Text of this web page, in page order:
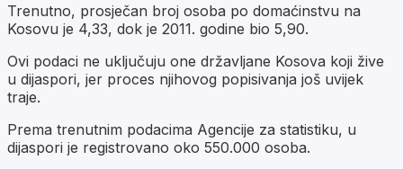
Trenutno, prosječan broj osoba po domaćinstvu na
Kosovu je 4,33, dok je 2011. godine bio 5,90.
Ovi podaci ne uključuju one državljane Kosova koji žive
u dijaspori, jer proces njihovog popisivanja još uvijek
traje.
Prema trenutnim podacima Agencije za statistiku, u
dijaspori je registrovano oko 550.000 osoba.